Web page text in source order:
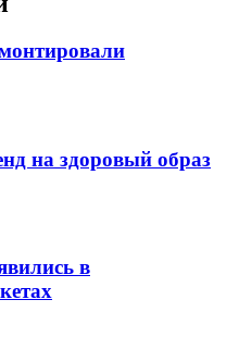
на здоровый образ
в